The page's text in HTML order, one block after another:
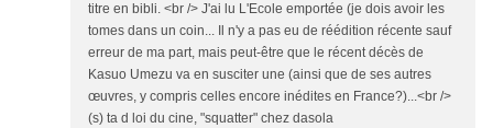
titre en bibli. <br /> J'ai lu L'Ecole emportée (je dois avoir les
tomes dans un coin... Il n'y a pas eu de réédition récente sauf
erreur de ma part, mais peut-être que le récent décès de
Kasuo Umezu va en susciter une (ainsi que de ses autres
œuvres, y compris celles encore inédites en France?)...<br />
(s) ta d loi du cine, "squatter" chez dasola